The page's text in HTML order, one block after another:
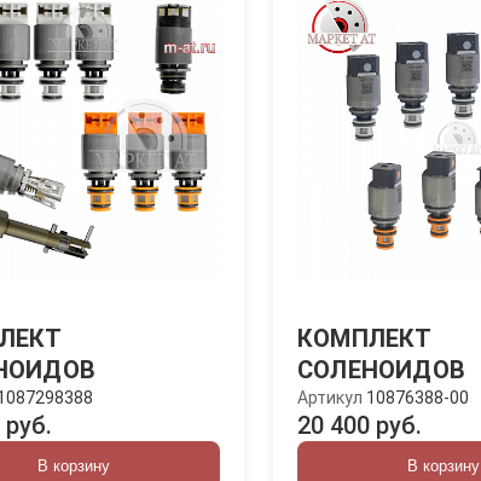
руб.
В корзину
КОМПЛЕКТ
СОЛЕНОИДОВ
Артикул 10876388-00
20 400 руб.
В корзину